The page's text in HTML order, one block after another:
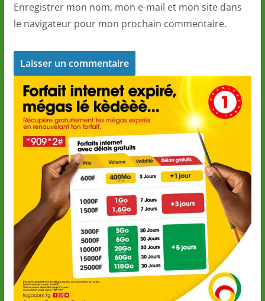
Enregistrer mon nom, mon e-mail et mon site dans
le navigateur pour mon prochain commentaire.